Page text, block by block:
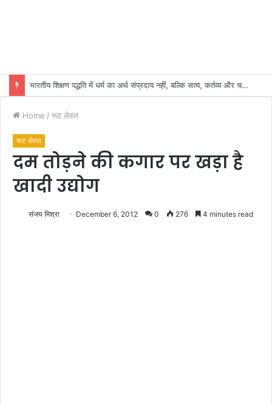
भारतीय शिक्षण पद्धति में धर्म का अर्थ संप्रदाय नहीं, बल्कि सत्य, कर्तव्य और चरित्र निर्माण है: विजय प्रकाश
Home / रूट लेवल
रूट लेवल
दम तोड़ने की कगार पर खड़ा है
खादी उद्योग
संजय मिश्रा December 6, 2012 0 276 4 minutes read